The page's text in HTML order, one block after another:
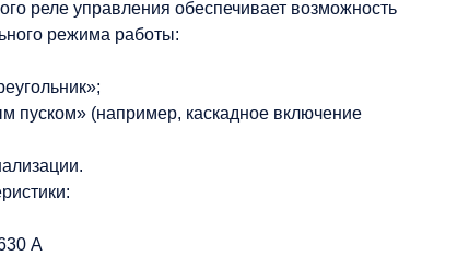
реле управления обеспечивает возможность
режима работы:
пуском» (например, каскадное включение
А